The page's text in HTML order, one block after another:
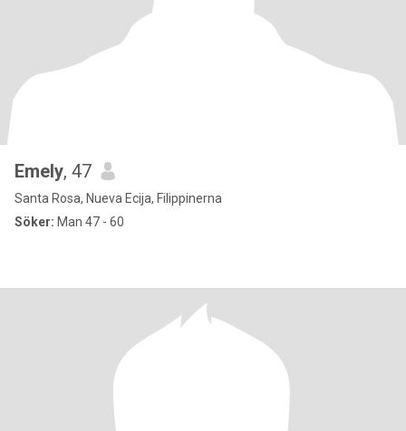
Emely, 47
Santa Rosa, Nueva Ecija, Filippinerna
Söker: Man 47 - 60